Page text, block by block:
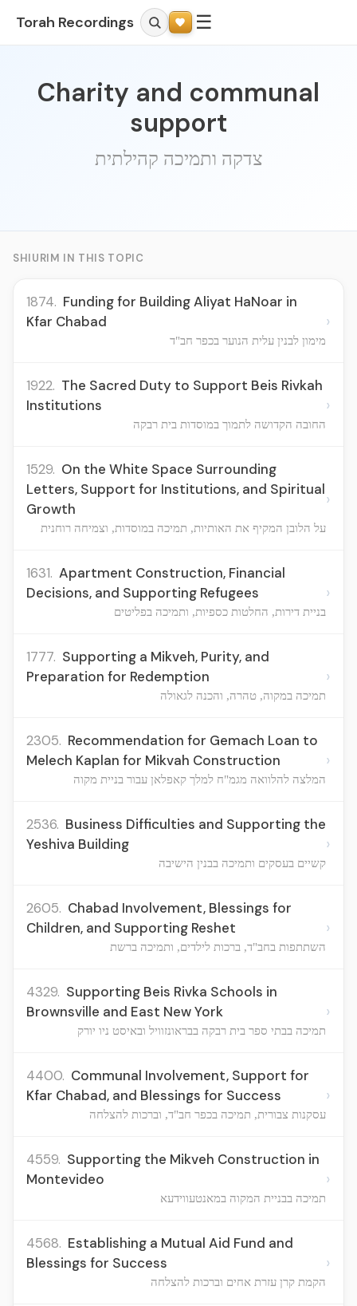
Torah Recordings ☰
Charity and communal
support
צדקה ותמיכה קהילתית
SHIURIM IN THIS TOPIC
1874. Funding for Building Aliyat HaNoar in
Kfar Chabad
מימון לבנין עלית הנוער בכפר חב"ד
›
1922. The Sacred Duty to Support Beis Rivkah
Institutions
החובה הקדושה לתמוך במוסדות בית רבקה
›
1529. On the White Space Surrounding
Letters, Support for Institutions, and Spiritual
Growth
על הלובן המקיף את האותיות, תמיכה במוסדות, וצמיחה רוחנית
›
1631. Apartment Construction, Financial
Decisions, and Supporting Refugees
בניית דירות, החלטות כספיות, ותמיכה בפליטים
›
1777. Supporting a Mikveh, Purity, and
Preparation for Redemption
תמיכה במקוה, טהרה, והכנה לגאולה
›
2305. Recommendation for Gemach Loan to
Melech Kaplan for Mikvah Construction
המלצה להלוואה מגמ"ח למלך קאפלאן עבור בניית מקוה
›
2536. Business Difficulties and Supporting the
Yeshiva Building
קשיים בעסקים ותמיכה בבנין הישיבה
›
2605. Chabad Involvement, Blessings for
Children, and Supporting Reshet
השתתפות בחב"ד, ברכות לילדים, ותמיכה ברשת
›
4329. Supporting Beis Rivka Schools in
Brownsville and East New York
תמיכה בבתי ספר בית רבקה בבראונזוויל ובאיסט ניו יורק
›
4400. Communal Involvement, Support for
Kfar Chabad, and Blessings for Success
עסקנות צבורית, תמיכה בכפר חב"ד, וברכות להצלחה
›
4559. Supporting the Mikveh Construction in
Montevideo
תמיכה בבניית המקוה במאנטעווידעא
›
4568. Establishing a Mutual Aid Fund and
Blessings for Success
הקמת קרן עזרת אחים וברכות להצלחה
›